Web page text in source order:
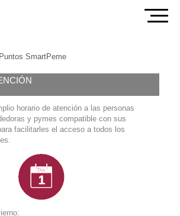
Puntos SmartPeme
horario de atención a las personas
y pymes compatible con sus
facilitarles el acceso a todos los